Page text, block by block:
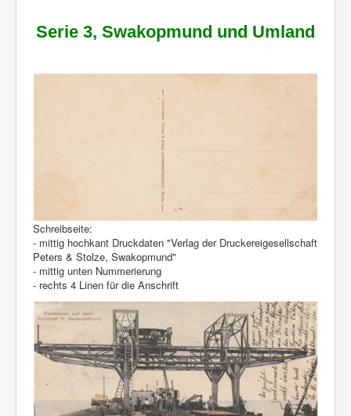
Serie 3, Swakopmund und Umland
Schreibseite:
- mittig hochkant Druckdaten "Verlag der Druckereigesellschaft
Peters & Stolze, Swakopmund"
- mittig unten Nummerierung
- rechts 4 Linen für die Anschrift